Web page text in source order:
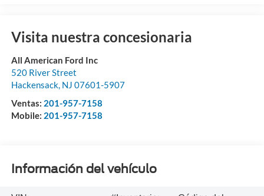
Visita nuestra concesionaria
All American Ford Inc
520 River Street
Hackensack, NJ 07601-5907
Ventas: 201-957-7158
Mobile: 201-957-7158
Información del vehículo